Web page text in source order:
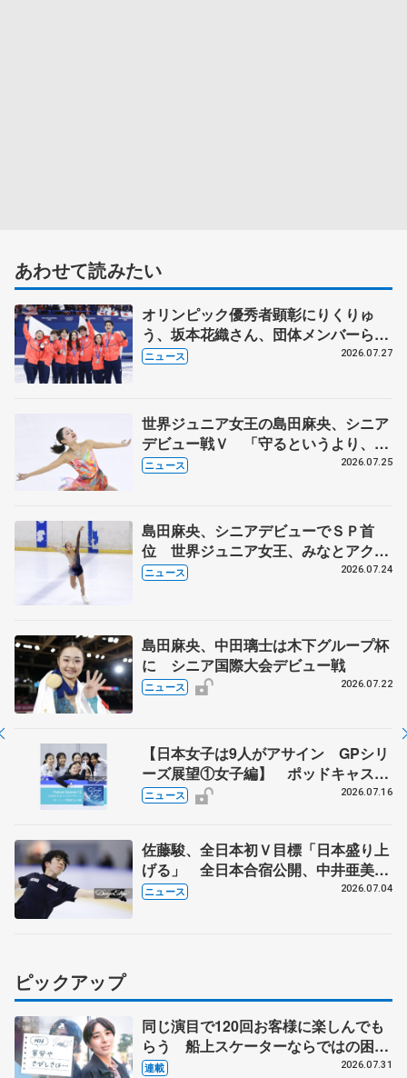
あわせて読みたい
オリンピック優秀者顕彰にりくりゅ
う、坂本花織さん、団体メンバーら
8月7日に文科省が表彰式、ブルーノ・
ニュース 2026.07.27
世界ジュニア女王の島田麻央、シニア
デビュー戦Ｖ 「守るというより、攻
める」気持ち、みなとアクルス杯
ニュース 2026.07.25
島田麻央、シニアデビューでＳＰ首
位 世界ジュニア女王、みなとアクル
ス杯
ニュース 2026.07.24
島田麻央、中田璃士は木下グループ杯
に シニア国際大会デビュー戦
ニュース 2026.07.22
【日本女子は9人がアサイン GPシリ
ーズ展望①女子編】 ポッドキャスト
#72を配信
ニュース 2026.07.16
佐藤駿、全日本初Ｖ目標「日本盛り上
げる」 全日本合宿公開、中井亜美
「表現の幅広げる」 元世界王者のフ
ニュース 2026.07.04
ピックアップ
同じ演目で120回お客様に楽しんでも
らう 船上スケーターならではの困難
とは 影響あったPIW前キャプテン松
連載 2026.07.31